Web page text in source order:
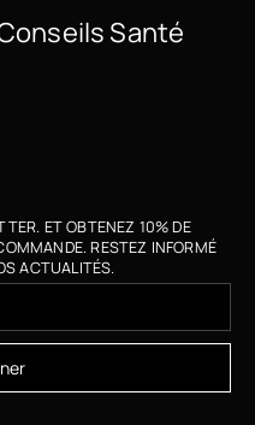
Santé
ET OBTENEZ 10% DE
RESTEZ INFORMÉ
ACTUALITÉS.